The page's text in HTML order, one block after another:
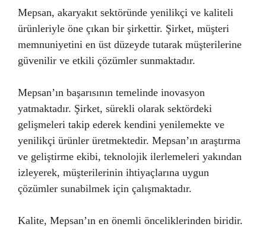
Mepsan, akaryakıt sektöründe yenilikçi ve kaliteli
ürünleriyle öne çıkan bir şirkettir. Şirket, müşteri
memnuniyetini en üst düzeyde tutarak müşterilerine
güvenilir ve etkili çözümler sunmaktadır.
Mepsan’ın başarısının temelinde inovasyon
yatmaktadır. Şirket, sürekli olarak sektördeki
gelişmeleri takip ederek kendini yenilemekte ve
yenilikçi ürünler üretmektedir. Mepsan’ın araştırma
ve geliştirme ekibi, teknolojik ilerlemeleri yakından
izleyerek, müşterilerinin ihtiyaçlarına uygun
çözümler sunabilmek için çalışmaktadır.
Kalite, Mepsan’ın en önemli önceliklerinden biridir.